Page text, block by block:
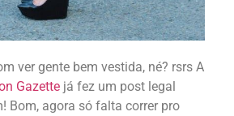
ver gente bem vestida, né? rsrs A
Gazette já fez um post legal
Bom, agora só falta correr pro